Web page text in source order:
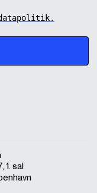
1. sal